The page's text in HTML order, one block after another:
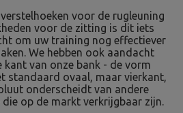
voor de rugleuning
voor de zitting is dit iets
om uw training nog effectiever
We hebben ook aandacht
kant van onze bank - de vorm
standaard ovaal, maar vierkant,
onderscheidt van andere
op de markt verkrijgbaar zijn.